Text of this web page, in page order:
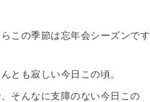
この季節は忘年会シーズンです
とも寂しい今日この頃。
そんなに支障のない今日この